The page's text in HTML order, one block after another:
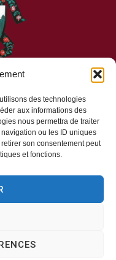
des technologies
aux informations des
nous permettra de traiter
ou les ID uniques
son consentement peut
et fonctions.
12